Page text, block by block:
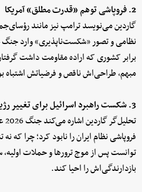
2. فروپاشی توهم «قدرت مطلق» آمریکا
گاردین می‌نویسد ترامپ نیز مانند
نظامی و تصور «شکست‌ناپذیری» وارد جنگ
برابر کشوری که اراده مقاومت داشت
مبهم، طراحی‌اش ناقص و فرضیاتش اشتباه
3. شکست راهبرد اسرائیل برای تغییر رژیم در ایران
فروپاشی نظام ایران را نابود کرد؛ چرا که
توانست پس از موج ترورها و حملات
بازدارندگی‌اش را احیا کند.